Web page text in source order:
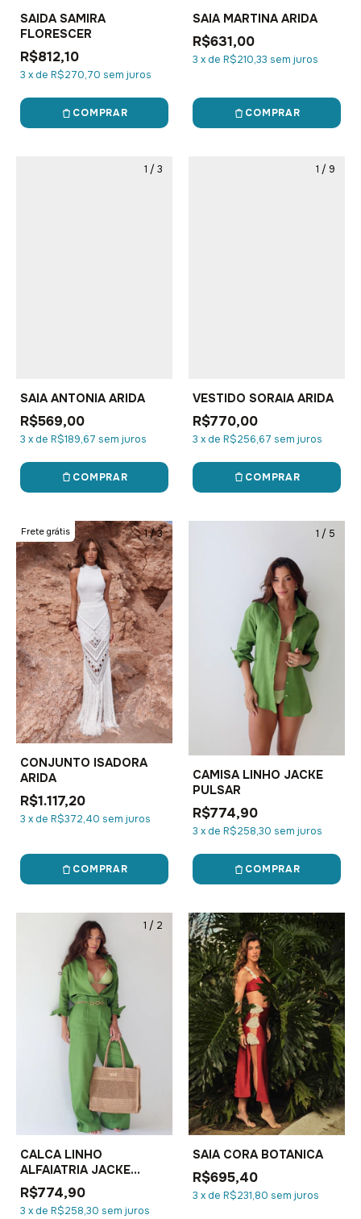
SAIDA SAMIRA
FLORESCER
R$812,10
3 xde R$270,70 sem juros
COMPRAR
SAIA MARTINA ARIDA
R$631,00
3 xde R$210,33 sem juros
COMPRAR
1 / 3
SAIA ANTONIA ARIDA
R$569,00
3 xde R$189,67 sem juros
COMPRAR
1 / 9
VESTIDO SORAIA ARIDA
R$770,00
3 xde R$256,67 sem juros
COMPRAR
1/3
Frete grátis
CONJUNTO ISADORA
ARIDA
R$1.117,20
3 xde R$372,40 sem juros
COMPRAR
1 / 5
CAMISA LINHO JACKE
PULSAR
R$774,90
3 xde R$258,30 sem juros
COMPRAR
1 / 2
CALCA LINHO
ALFAIATRIA JACKE
PULSAR
R$774,90
3 xde R$258,30 sem juros
1 2
SAIA CORA BOTANICA
R$695,40
3 xde R$231,80 sem juros